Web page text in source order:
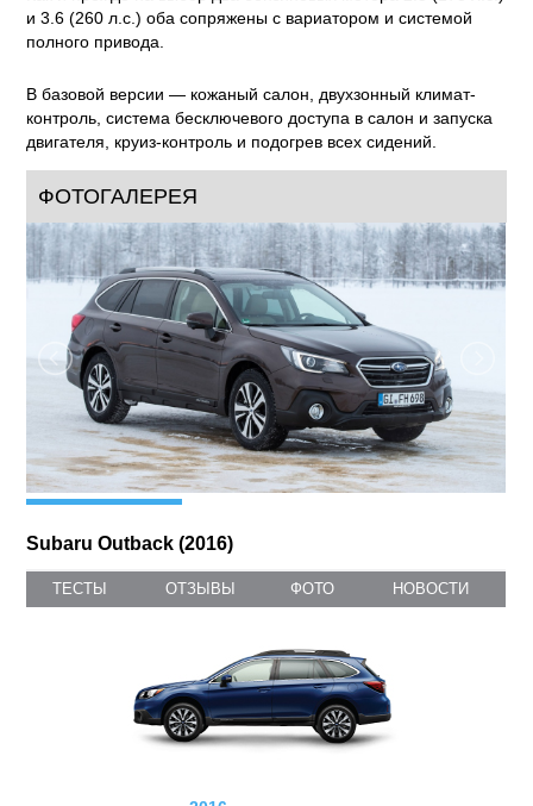
и 3.6 (260 л.с.) оба сопряжены с вариатором и системой
полного привода.
В базовой версии — кожаный салон, двухзонный климат-
контроль, система бесключевого доступа в салон и запуска
двигателя, круиз-контроль и подогрев всех сидений.
ФОТОГАЛЕРЕЯ
ОТЗЫВЫ ФОТО